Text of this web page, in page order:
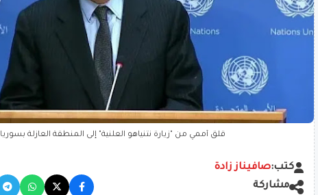
قلق أممي من "زيارة نتنياهو العلنية" إلى المنطقة العازلة بسوريا
كتب:صافيناز زادة
مشاركة